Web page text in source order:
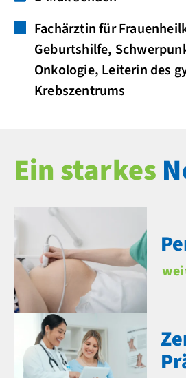
Fachärztin für
Geburtshilfe,
Onkologie, Leiterin des
Krebszentrums
Ein starkes